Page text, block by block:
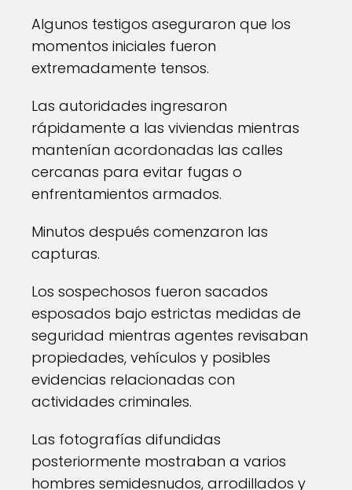
Algunos testigos aseguraron que los
momentos iniciales fueron
extremadamente tensos.
Las autoridades ingresaron
rápidamente a las viviendas mientras
mantenían acordonadas las calles
cercanas para evitar fugas o
enfrentamientos armados.
Minutos después comenzaron las
capturas.
Los sospechosos fueron sacados
esposados bajo estrictas medidas de
seguridad mientras agentes revisaban
propiedades, vehículos y posibles
evidencias relacionadas con
actividades criminales.
Las fotografías difundidas
posteriormente mostraban a varios
hombres semidesnudos, arrodillados y